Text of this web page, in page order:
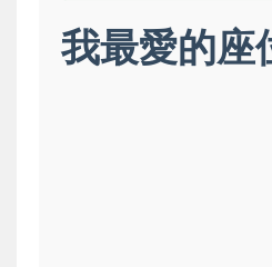
我最愛的座